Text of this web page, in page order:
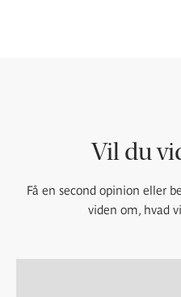
Vil du
Få en second opinion eller
viden om, hvad